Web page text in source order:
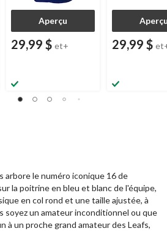
Aperçu
29,99 $ et+ 29,99 $
arbore le numéro iconique 16 de
la poitrine en bleu et blanc de l'équipe,
en col rond et une taille ajustée, à
soyez un amateur inconditionnel ou que
à un proche grand amateur des Leafs,